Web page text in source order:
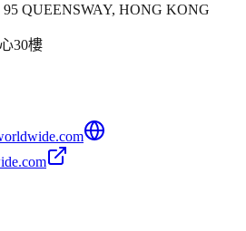
QUEENSWAY, HONG KONG
30樓